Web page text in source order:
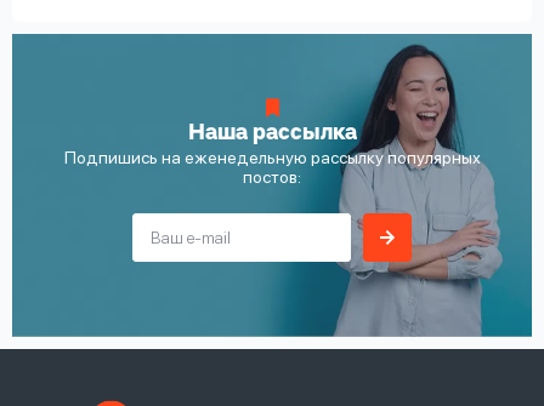
Наша рассылка
Подпишись на еженедельную рассылку популярных
постов: